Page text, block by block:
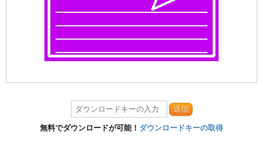
送信
無料でダウンロードが可能！ ダウンロードキーの取得